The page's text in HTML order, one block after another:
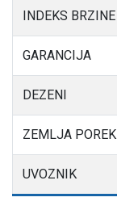
INDEKS BRZINE
GARANCIJA
DEZENI
ZEMLJA
UVOZNIK